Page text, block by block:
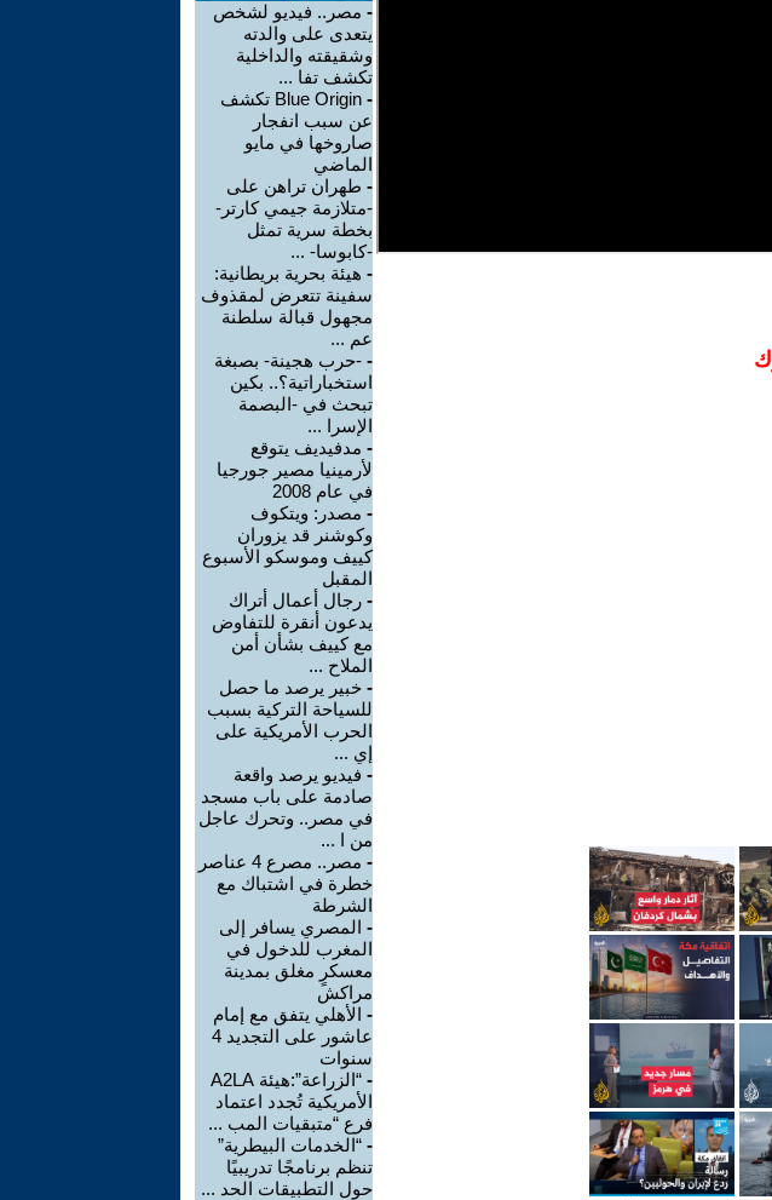
- مصر.. فيديو لشخص
يتعدى على والدته
وشقيقته والداخلية
تكشف تفا ...
-
Blue Origin تكشف
عن سبب انفجار
صاروخها في مايو
الماضي
- طهران تراهن على
-متلازمة جيمي كارتر-
بخطة سرية تمثل
-كابوسا- ...
- هيئة بحرية بريطانية:
سفينة تتعرض لمقذوف
مجهول قبالة سلطنة
عم ...
- -حرب هجينة- بصبغة
استخباراتية؟.. بكين
تبحث في -البصمة
الإسرا ...
- مدفيديف يتوقع
لأرمينيا مصير جورجيا
في عام 2008
- مصدر: ويتكوف
وكوشنر قد يزوران
كييف وموسكو الأسبوع
المقبل
- رجال أعمال أتراك
يدعون أنقرة للتفاوض
مع كييف بشأن أمن
الملاح ...
- خبير يرصد ما حصل
للسياحة التركية بسبب
الحرب الأمريكية على
إي ...
- فيديو يرصد واقعة
صادمة على باب مسجد
في مصر.. وتحرك عاجل
من ا ...
-
مصر.. مصرع 4 عناصر
خطرة في اشتباك مع
الشرطة
- المصري يسافر إلى
المغرب للدخول في
معسكرٍ مغلق بمدينة
مراكش
- الأهلي يتفق مع إمام
عاشور على التجديد 4
سنوات
-
“الزراعة”:هيئة A2LA
الأمريكية تُجدد اعتماد
فرع “متبقيات المب ...
- “الخدمات البيطرية”
تنظم برنامجًا تدريبيًا
حول التطبيقات الحد ...